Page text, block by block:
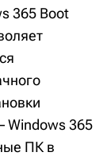
365 Boot
Windows 365
ПК в